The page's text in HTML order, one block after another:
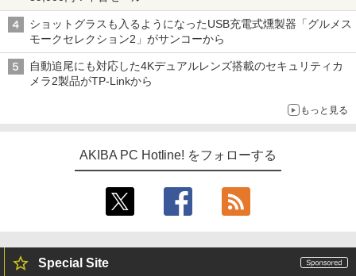
ショットグラスも入るようになったUSB充電式燻製器「グルメス
モークセレクション2」がサンコーから
自動追尾にも対応した4Kデュアルレンズ搭載のセキュリティカ
メラ2製品がTP-Linkから
もっと見る
AKIBA PC Hotline! をフォローする
Special Site